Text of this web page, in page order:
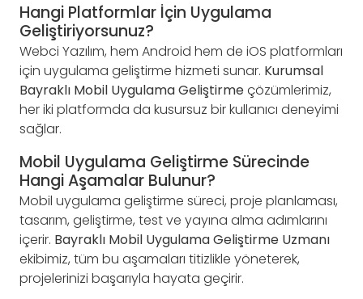
Hangi Platformlar İçin Uygulama
Geliştiriyorsunuz?
Webci Yazılım, hem Android hem de iOS platformları
için uygulama geliştirme hizmeti sunar. Kurumsal
Bayraklı Mobil Uygulama Geliştirmeçözümlerimiz,
her iki platformda da kusursuz bir kullanıcı deneyimi
sağlar.
Mobil Uygulama Geliştirme Sürecinde
Hangi Aşamalar Bulunur?
Mobil uygulama geliştirme süreci, proje planlaması,
tasarım, geliştirme, test ve yayına alma adımlarını
içerir. Bayraklı Mobil Uygulama Geliştirme Uzmanı
ekibimiz, tüm bu aşamaları titizlikle yöneterek,
projelerinizi başarıyla hayata geçirir.